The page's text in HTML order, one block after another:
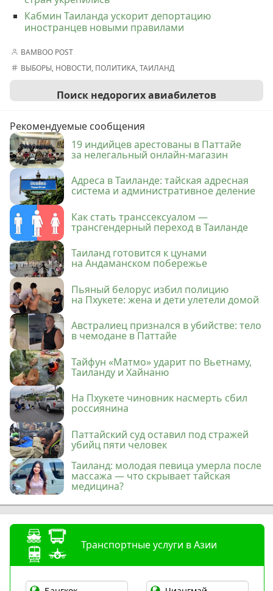
Кабмин Таиланда ускорит депортацию
иностранцев новыми правилами
BAMBOO POST
ВЫБОРЫ, НОВОСТИ, ПОЛИТИКА,ТАИЛАНД
Поиск недорогих авиабилетов
Рекомендуемые сообщения
19 индийцев арестованы в Паттайе
за нелегальный онлайн-магазин
Адреса в Таиланде: тайская адресная
система и административное деление
Как стать транссексуалом —
трансгендерный переход в Таиланде
Таиланд готовится к цунами
на Андаманском побережье
Пьяный белорус избил полицию
на Пхукете: жена и дети улетели домой
Австралиец признался в убийстве: тело
в чемодане в Паттайе
Тайфун «Матмо» ударит по Вьетнаму,
Таиланду и Хайнаню
На Пхукете чиновник насмерть сбил
россиянина
Паттайский суд оставил под стражей
убийц пяти человек
Таиланд: молодая певица умерла после
массажа — что скрывает тайская
медицина?
Транспортные услуги в Азии